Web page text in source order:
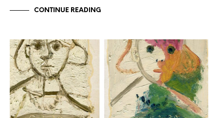
CONTINUE READING